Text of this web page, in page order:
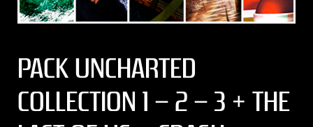
PACK UNCHARTED
COLLECTION 1 – 2 – 3 + THE